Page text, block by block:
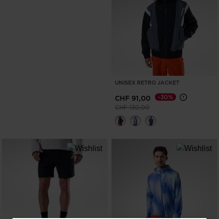
UNISEX RETRO JACKET
CHF 91,00
Prezzo ridotto da
CHF 130,00a
-30%